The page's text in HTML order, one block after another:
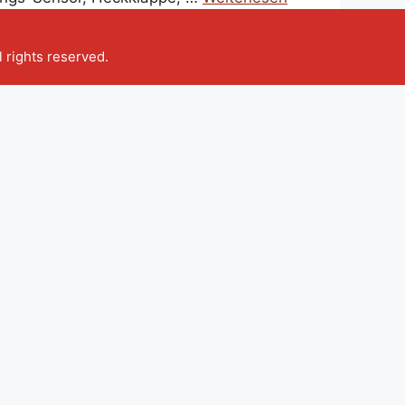
rights reserved.